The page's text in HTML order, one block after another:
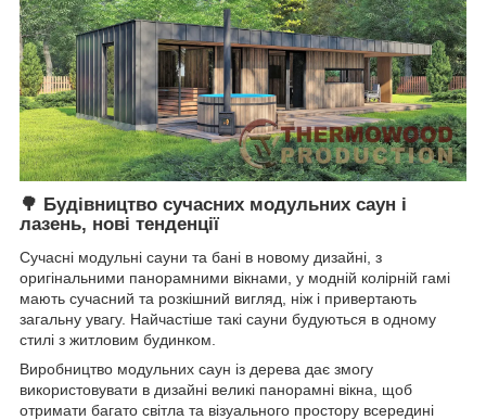
🌳 Будівництво сучасних модульних саун і
лазень, нові тенденції
Сучасні модульні сауни та бані в новому дизайні, з
оригінальними панорамними вікнами, у модній колірній гамі
мають сучасний та розкішний вигляд, ніж і привертають
загальну увагу. Найчастіше такі сауни будуються в одному
стилі з житловим будинком.
Виробництво модульних саун із дерева дає змогу
використовувати в дизайні великі панорамні вікна, щоб
отримати багато світла та візуального простору всередині